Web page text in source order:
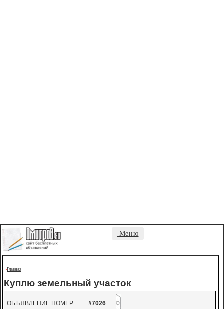
Меню
->Главная - -
Куплю земельный участок
ОБЪЯВЛЕНИЕ НОМЕР:
#7026